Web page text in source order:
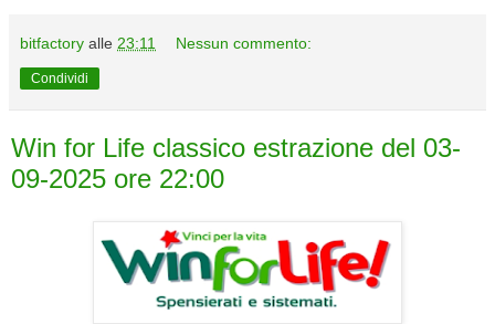
bitfactory alle 23:11 Nessun commento:
Condividi
Win for Life classico estrazione del 03-
09-2025 ore 22:00